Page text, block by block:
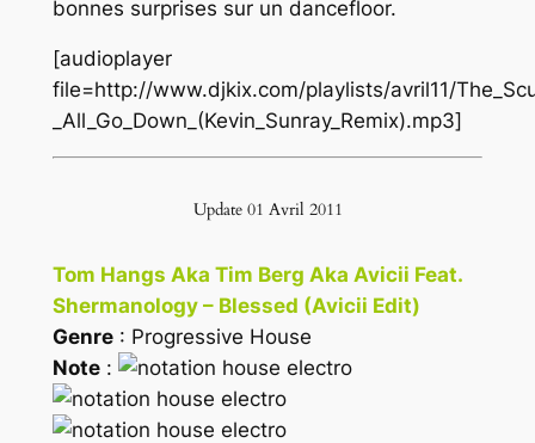
bonnes surprises sur un dancefloor.
[audioplayer
file=http://www.djkix.com/playlists/avril11/
_All_Go_Down_(Kevin_Sunray_Remix).mp3]
Update 01 Avril 2011
Tom Hangs Aka Tim Berg Aka Avicii Feat.
Shermanology – Blessed (Avicii Edit)
Genre: Progressive House
Note: